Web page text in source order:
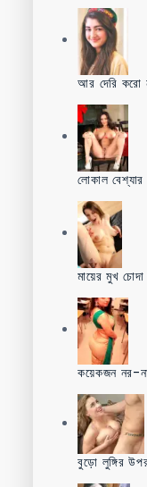
আর দেরি করো
লোকাল বেশ্যার
মায়ের মুখ
কয়েকজন নর-
বুড়ো লুঙ্গির